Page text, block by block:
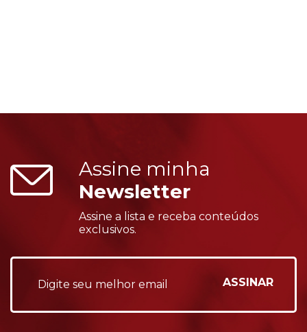
Assine minha
Newsletter
Assine a lista e receba conteúdos
exclusivos.